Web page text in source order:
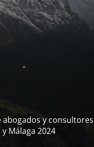
y consultores
Málaga 2024